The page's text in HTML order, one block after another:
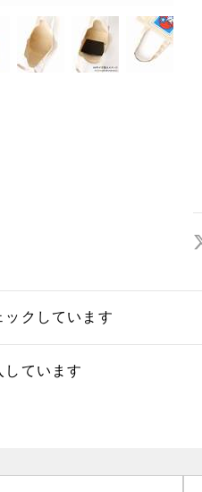
ックしています
しています